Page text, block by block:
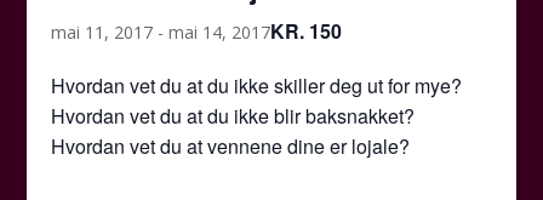
mai 11, 2017 -mai 14, 2017KR. 150
Hvordan vet du at du ikke skiller deg ut for mye?
Hvordan vet du at du ikke blir baksnakket?
Hvordan vet du at vennene dine er lojale?